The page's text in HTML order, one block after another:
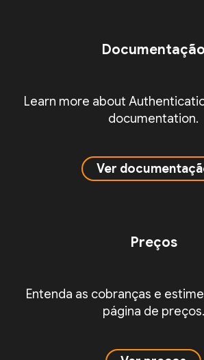
Documentação
Learn more about
documentation.
Ver
Preços
Entenda as cobranças e
página de preços.